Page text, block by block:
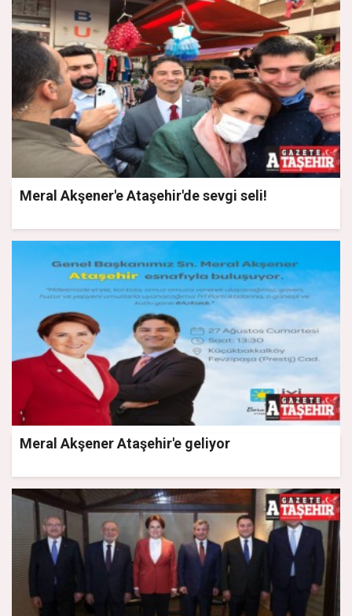
Meral Akşener'e Ataşehir'de sevgi seli!
Meral Akşener Ataşehir'e geliyor